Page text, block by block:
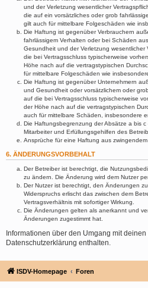
und der Verletzung wesentlicher
die auf ein vorsätzliches oder grob
gilt auch für mittelbare Folgeschäden wie
Die Haftung ist gegenüber Verbrauchern
fahrlässigem Verhalten oder bei Schäden
Gesundheit und der Verletzung
die bei Vertragsschluss typischerweise
Höhe nach auf die vertragstypischen
für mittelbare Folgeschäden wie
Die Haftung ist gegenüber Unternehmern
und Gesundheit oder vorsätzlichem oder
auf die bei Vertragsschluss typischerweise
der Höhe nach auf die vertragstypischen
auch für mittelbare Schäden, insbesondere
Die Haftungsbegrenzung der Absätze a bis
Mitarbeiter und Erfüllungsgehilfen des
Ansprüche für eine Haftung aus
6. ÄNDERUNGSVORBEHALT
Der Betreiber ist berechtigt, die
zu ändern. Die Änderung wird dem Nutzer
Der Nutzer ist berechtigt, den Änderungen
Widerspruchs erlischt das zwischen dem
Vertragsverhältnis mit sofortiger Wirkung.
Die Änderungen gelten als anerkannt und
Änderungen zugestimmt hat.
Informationen über den Umgang mit
Datenschutzerklärung enthalten.
ISDV-Homepage Foren